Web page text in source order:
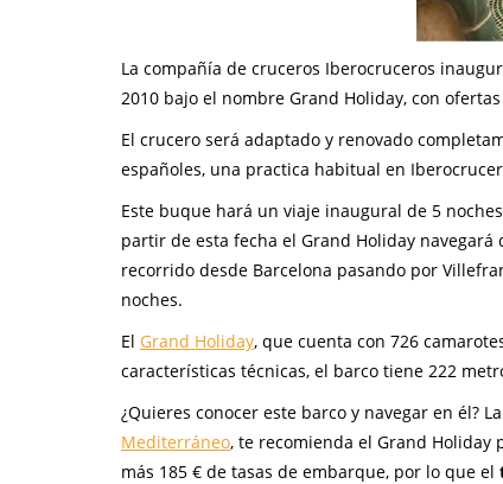
La compañía de cruceros Iberocruceros
2010 bajo el nombre Grand Holiday, con
El crucero será adaptado y renovado
españoles, una practica habitual en
Este buque hará un viaje inaugural de 5
partir de esta fecha el Grand Holiday
recorrido desde Barcelona pasando por
noches.
El Grand Holiday, que cuenta con 726
características técnicas, el barco tiene 222
¿Quieres conocer este barco y navegar en él?
Mediterráneo, te recomienda el Grand Holiday
más 185 € de tasas de embarque, por lo que el